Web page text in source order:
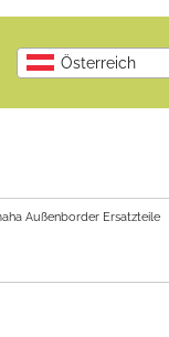
Österreich
Außenborder Ersatzteile